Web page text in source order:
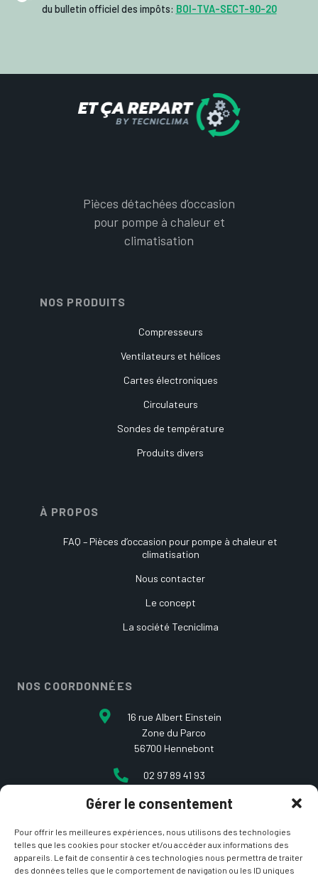
Gérer le consentement
Pour offrir les meilleures expériences, nous utilisons des technologies
telles que les cookies pour stocker et/ou accéder aux informations des
appareils. Le fait de consentir à ces technologies nous permettra de traiter
des données telles que le comportement de navigation ou les ID uniques
du bulletin officiel des impôts: BOI-TVA-SECT-90-20
Pièces détachées d’occasion
pour pompe à chaleur et
climatisation
NOS PRODUITS
Compresseurs
Ventilateurs et hélices
Cartes électroniques
Circulateurs
Sondes de température
Produits divers
À PROPOS
FAQ – Pièces d’occasion pour pompe à chaleur et
climatisation
Nous contacter
Le concept
La société Tecniclima
NOS COORDONNÉES
16 rue Albert Einstein
Zone du Parco
56700 Hennebont
02 97 89 41 93
contact@etcarepart.com